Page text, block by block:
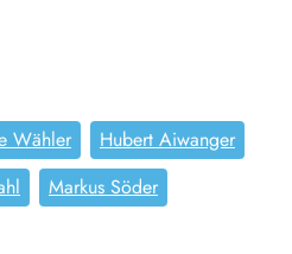
Wähler
Hubert Aiwanger
Markus Söder